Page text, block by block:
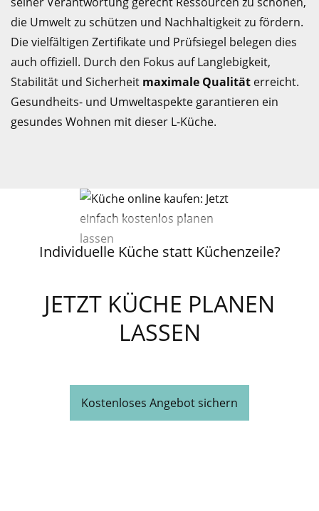
die Umwelt zu schützen und Nachhaltigkeit zu fördern.
Die vielfältigen Zertifikate und Prüfsiegel belegen dies
auch offiziell. Durch den Fokus auf Langlebigkeit,
Stabilität und Sicherheit maximale Qualität erreicht.
Gesundheits- und Umweltaspekte garantieren ein
gesundes Wohnen mit dieser L-Küche.
Individuelle Küche statt Küchenzeile?
JETZT KÜCHE PLANEN
LASSEN
Kostenloses Angebot sichern